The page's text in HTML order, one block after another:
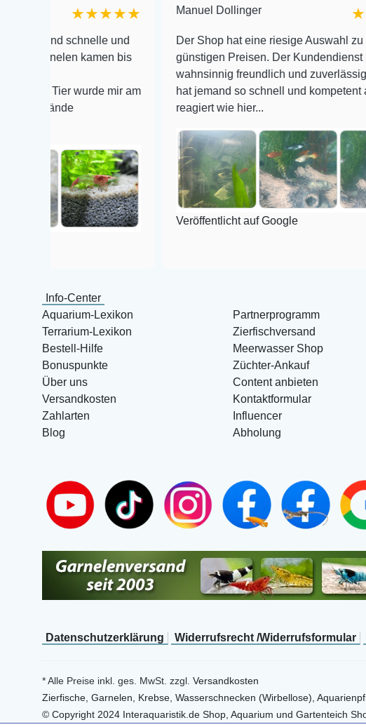
★★★★★
schnelle und
kamen bis
Tier wurde mir am
Manuel Dollinger
Der Shop hat eine riesige Auswahl zu sehr
günstigen Preisen. Der Kundendienst is
wahnsinnig freundlich und zuverlässig, noch
hat jemand so schnell und kompetent auf
reagiert wie hier...
Veröffentlicht auf Google
Info-Center
Aquarium-Lexikon
Terrarium-Lexikon
Bestell-Hilfe
Bonuspunkte
Über uns
Versandkosten
Zahlarten
Blog
Partnerprogramm
Zierfischversand
Meerwasser Shop
Züchter-Ankauf
Content anbieten
Kontaktformular
Influencer
Abholung
Daten­schutz­erklärung Widerrufs­recht /Widerrufs­formular
* Alle Preise inkl. ges. MwSt. zzgl. Versandkosten
Zierfische, Garnelen, Krebse, Wasserschnecken (Wirbellose),
© Copyright 2024 Interaquaristik.de Shop, Aquarium und Gartenteich